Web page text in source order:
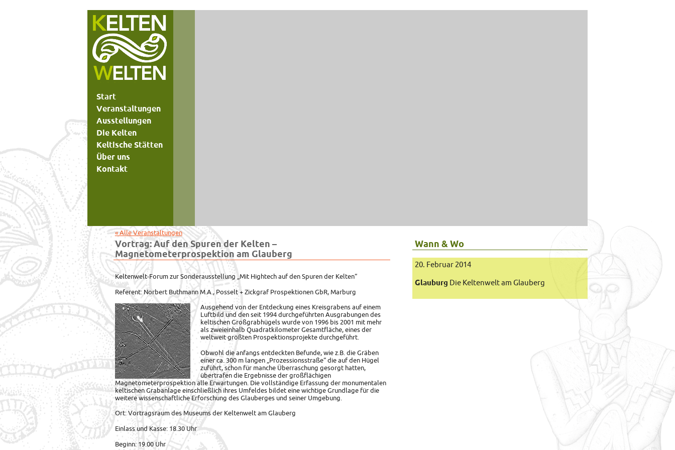
Start
Veranstaltungen
Ausstellungen
Die Kelten
Keltische Stätten
Über uns
Kontakt
« Alle Veranstaltungen
Vortrag: Auf den Spuren der Kelten –
Magnetometerprospektion am Glauberg
Keltenwelt-Forum zur Sonderausstellung „Mit Hightech auf den Spuren der Kelten“
Referent: Norbert Buthmann M.A., Posselt + Zickgraf Prospektionen GbR, Marburg
Ausgehend von der Entdeckung eines Kreisgrabens auf einem
Luftbild und den seit 1994durchgeführten Ausgrabungen des
keltischen Großgrabhügels wurde von 1996 bis 2001 mit mehr
als zweieinhalb Quadratkilometer Gesamtfläche, eines der
weltweit größten Prospektionsprojekte durchgeführt.
Obwohl die anfangs entdeckten Befunde, wie z.B. die Gräben
einer ca. 300 m langen „Prozessionsstraße“ die auf den Hügel
zuführt, schon für manche Überraschung gesorgt hatten,
übertrafen die Ergebnisse der großflächigen
Magnetometerprospektion alle Erwartungen. Die vollständige Erfassung der monumentalen
keltischen Grabanlage einschließlich ihres Umfeldes bildet eine wichtige Grundlage für die
weitere wissenschaftliche Erforschung des Glauberges und seiner Umgebung.
Ort: Vortragsraum des Museums der Keltenwelt am Glauberg
Einlass und Kasse: 18.30 Uhr
Beginn: 19.00 Uhr
Wann & Wo
20. Februar 2014
Glauburg Die Keltenwelt am Glauberg